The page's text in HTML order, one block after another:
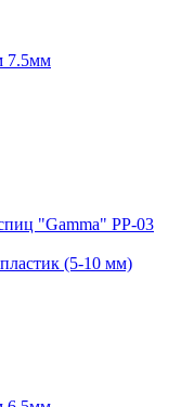
(5-10 мм)